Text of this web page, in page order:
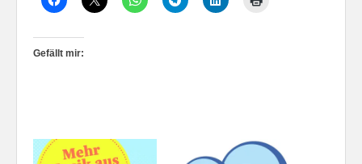
Gefällt mir: